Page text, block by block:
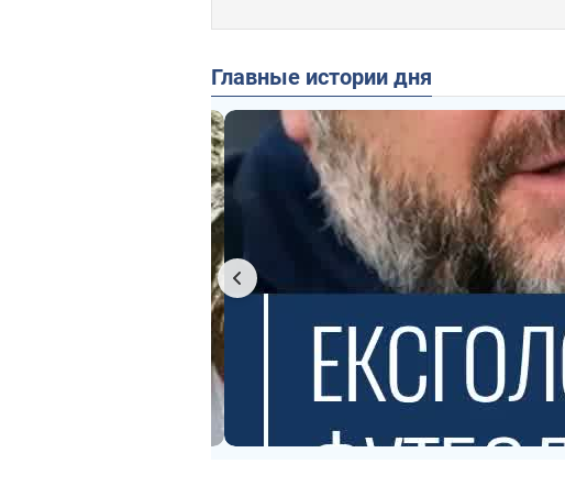
Главные истории дня